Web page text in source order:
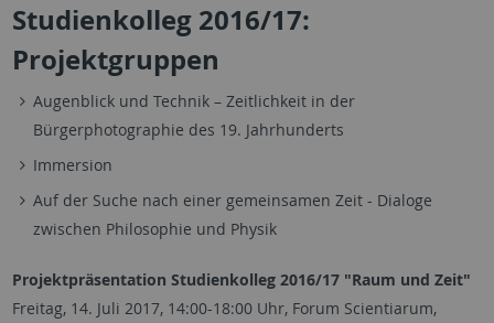
Studienkolleg 2016/17:
Projektgruppen
Augenblick und Technik – Zeitlichkeit in der
Bürgerphotographie des 19. Jahrhunderts
Immersion
Auf der Suche nach einer gemeinsamen Zeit - Dialoge
zwischen Philosophie und Physik
Projektpräsentation Studienkolleg 2016/17 "Raum und Zeit"
Freitag, 14. Juli 2017, 14:00-18:00 Uhr, Forum Scientiarum,